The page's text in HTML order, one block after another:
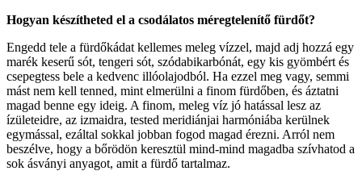
Hogyan készítheted el a csodálatos méregtelenítő fürdőt?
Engedd tele a fürdőkádat kellemes meleg vízzel, majd adj hozzá egy
marék keserű sót, tengeri sót, szódabikarbónát, egy kis gyömbért és
csepegtess bele a kedvenc illóolajodból. Ha ezzel meg vagy, semmi
mást nem kell tenned, mint elmerülni a finom fürdőben, és áztatni
magad benne egy ideig. A finom, meleg víz jó hatással lesz az
ízületeidre, az izmaidra, tested meridiánjai harmóniába kerülnek
egymással, ezáltal sokkal jobban fogod magad érezni. Arról nem
beszélve, hogy a bőrödön keresztül mind-mind magadba szívhatod a
sok ásványi anyagot, amit a fürdő tartalmaz.